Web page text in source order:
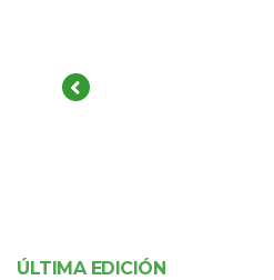
ÚLTIMA EDICIÓN